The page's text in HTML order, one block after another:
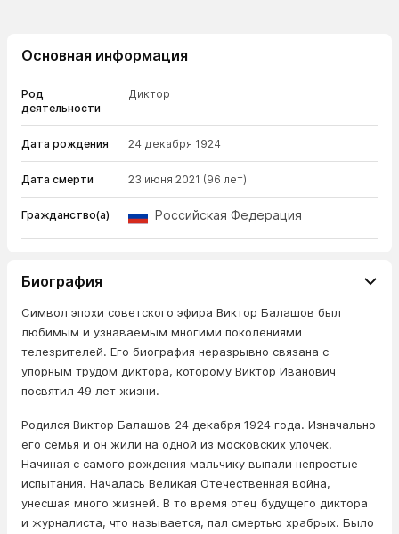
Основная информация
Род
деятельности
Диктор
Дата рождения 24 декабря 1924
Дата смерти 23 июня 2021 (96 лет)
Гражданство(а) Российская Федерация
Биография
Символ эпохи советского эфира Виктор Балашов был
любимым и узнаваемым многими поколениями
телезрителей. Его биография неразрывно связана с
упорным трудом диктора, которому Виктор Иванович
посвятил 49 лет жизни.
Родился Виктор Балашов 24 декабря 1924 года. Изначально
его семья и он жили на одной из московских улочек.
Начиная с самого рождения мальчику выпали непростые
испытания. Началась Великая Отечественная война,
унесшая много жизней. В то время отец будущего диктора
и журналиста, что называется, пал смертью храбрых. Было